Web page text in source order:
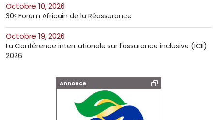
octobre 10, 2026
30ᵉ Forum Africain de la Réassurance
octobre 19, 2026
La Conférence internationale sur l'assurance inclusive (ICII)
2026
Annonce